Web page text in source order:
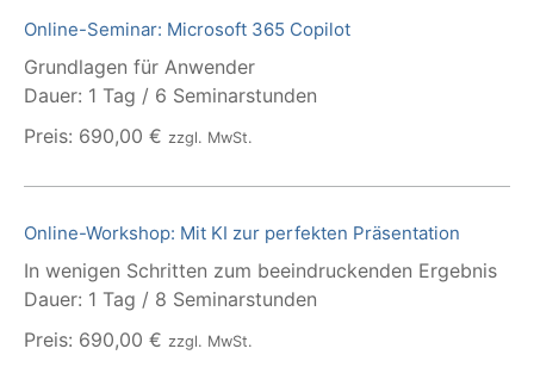
Online-Seminar: Microsoft 365 Copilot
Grundlagen für Anwender
Dauer: 1 Tag / 6 Seminarstunden
Preis: 690,00 € zzgl. MwSt.
Online-Workshop: Mit KI zur perfekten Präsentation
In wenigen Schritten zum beeindruckenden Ergebnis
Dauer: 1 Tag / 8 Seminarstunden
Preis: 690,00 € zzgl. MwSt.